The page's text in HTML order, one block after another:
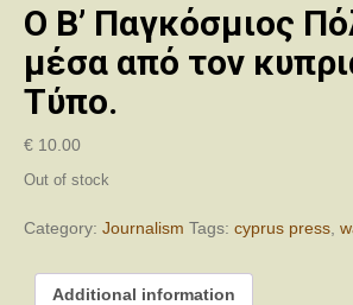
Ο Β’ Παγκόσμιος
μέσα από τον
Τύπο.
€ 10.00
Out of stock
Category: Journalism Tags: cyprus press
Additional information